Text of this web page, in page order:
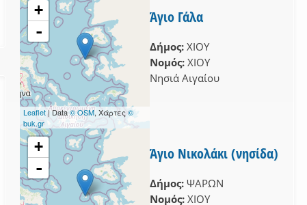
+
-
Leaflet| Data© OSM, Χάρτες©
buk.gr
Άγιο Γάλα
Δήμος: ΧΙΟΥ
Νομός: ΧΙΟΥ
Νησιά Αιγαίου
+
-
Άγιο Νικολάκι (νησίδα)
Δήμος: ΨΑΡΩΝ
Νομός: ΧΙΟΥ